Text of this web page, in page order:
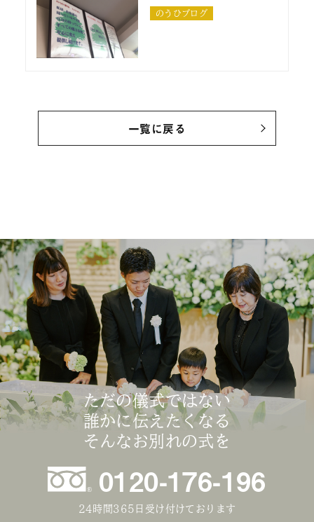
のうひブログ
一覧に戻る
ただの儀式ではない
誰かに伝えたくなる
そんなお別れの式を
0120-176-196
24時間365日受け付けております